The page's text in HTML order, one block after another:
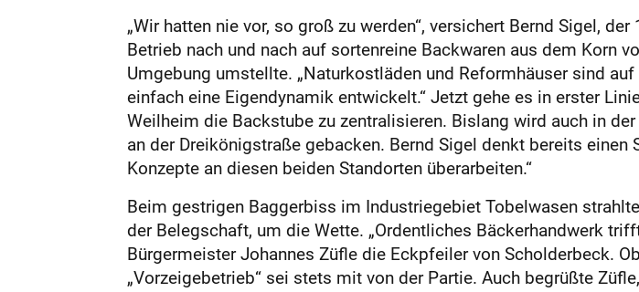
„Wir hatten nie vor, so groß zu werden“, versichert Bernd Sigel,
Betrieb nach und nach auf sortenreine Backwaren aus dem Korn
Umgebung umstellte. „Naturkostläden und Reformhäuser sind
einfach eine Eigendynamik entwickelt.“ Jetzt gehe es in erster
Weilheim die Backstube zu zentralisieren. Bislang wird auch in
an der Dreikönigstraße gebacken. Bernd Sigel denkt bereits
Konzepte an diesen beiden Standorten überarbeiten.“
Beim gestrigen Baggerbiss im Industriegebiet Tobelwasen
der Belegschaft, um die Wette. „Ordentliches Bäckerhandwerk
Bürgermeister Johannes Züfle die Eckpfeiler von Scholderbeck.
„Vorzeigebetrieb“ sei stets mit von der Partie. Auch begrüßte